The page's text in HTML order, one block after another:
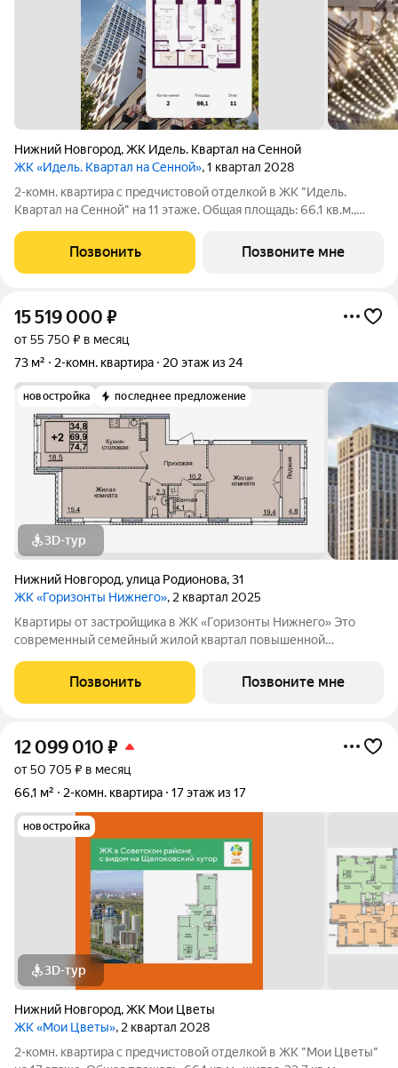
Нижний Новгород,ЖК Идель. Квартал на Сенной
ЖК «Идель. Квартал на Сенной», 1 квартал 2028
2-комн. квартира с предчистовой отделкой в ЖК "Идель.
Квартал на Сенной" на 11 этаже. Общая площадь: 66.1 кв.м.,
Комнаты изолированные, все окна выходят на одну сторону. В
квартире два
Позвонить Позвоните мне
15 519 000 ₽
от 55 750 ₽ в месяц
73 м²
2-комн. квартира 20 этаж из 24
новостройка последнее предложение
3D-тур
Нижний Новгород,улица Родионова,31
ЖК «Горизонты Нижнего», 2 квартал 2025
Квартиры от застройщика в ЖК «Горизонты Нижнего» Это
современный семейный жилой квартал повышенной
Нижегородском районе, в престижной локации в верхней
части города и прекрасно подойдет современным,
Позвонить Позвоните мне
12 099 010 ₽
от 50 705 ₽ в месяц
66,1 м²
2-комн. квартира 17 этаж из 17
новостройка
3D-тур
Нижний Новгород,ЖК Мои Цветы
ЖК «Мои Цветы», 2 квартал 2028
2-комн. квартира с предчистовой отделкой в ЖК "Мои Цветы"